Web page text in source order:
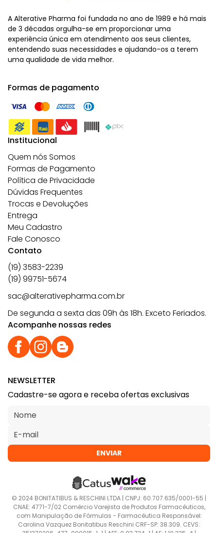
A Alterative Pharma foi fundada no ano de 1989 e há mais
de 3 décadas orgulha-se em proporcionar uma
experiência única em atendimento aos seus clientes,
entendendo suas necessidades e ajudando-os a terem
uma qualidade de vida melhor.
Formas de pagamento
Institucional
Quem nós Somos
Formas de Pagamento
Política de Privacidade
Dúvidas Frequentes
Trocas e Devoluções
Entrega
Meu Cadastro
Fale Conosco
Contato
(19) 3583-2239
(19) 99751-5674
sac@alterativepharma.com.br
De segunda a sexta das 09h às 18h. Exceto Feriados.
Acompanhe nossas redes
NEWSLETTER
Cadastre-se agora e receba ofertas exclusivas
ENVIAR
© 2024 BONITATIBUS & RESCHINI LTDA | CNPJ: 60.707.635/0001-55 |
CNAE: 4771-7/02 Comércio Varejista de Produtos Farmacêuticos,
com Manipulação de Fórmulas - Farmacêutica Responsável:
Carolina Vazquez Bonitatibus Reschini CRF-SP: 38.309. CEVS: